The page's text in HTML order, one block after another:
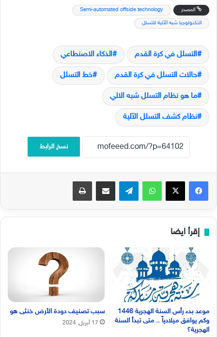
المصدر Semi-automated offside technology
التكنولوجيا شبه الآلية للتسلل
التسلل في كرة القدم الذكاء الاصنطاعي
حالات التسلل في كرة القدم خط التسلل
ما هو نظام التسلل شبه الالي
نظام كشف التسلل الآلية
نسخ الرابط
فيسبوك‫X واتساب تيلقرام مشاركة عبر البريد طباعة
إقرأ ايضا
موعد بدء رأس السنة الهجرية 1446
وكم يوافق ميلادياً .. متى تبدأ السنة
الهجرية؟
سبب تصنيف دودة الأرض خنثى هو
17 أبريل, 2024